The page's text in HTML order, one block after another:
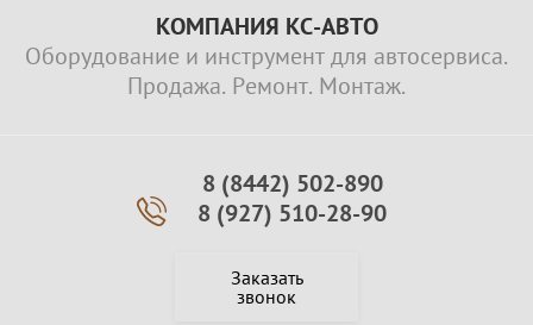
КОМПАНИЯ КС-АВТО
Оборудование и инструмент для автосервиса.
Продажа. Ремонт. Монтаж.
8 (8442) 502-890
8 (927) 510-28-90
Заказать
звонок